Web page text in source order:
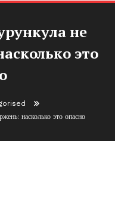
не
это
насколько это опасно